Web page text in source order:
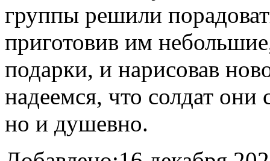
группы решили
приготовив им
подарки, и нарисовав
надеемся, что солдат они
но и душевно.